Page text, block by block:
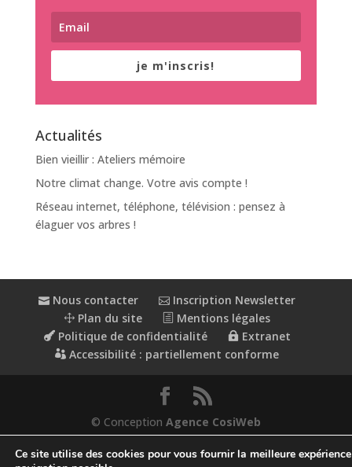
je m'inscris!
Actualités
Bien vieillir : Ateliers mémoire
Notre climat change. Votre avis compte !
Réseau internet, téléphone, télévision : pensez à
élaguer vos arbres !
Nous contacter
Inscription Newsletter
Plan du site
Mentions légales
Politique de confidentialité
Extranet
Accessibilité : partiellement conforme
© Conception Agence CosiWeb
Ce site utilise des cookies pour vous fournir la meilleure